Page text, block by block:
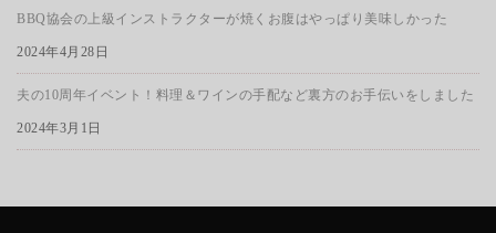
BBQ協会の上級インストラクターが焼くお腹はやっぱり美味しかった
2024年4月28日
夫の10周年イベント！料理＆ワインの手配など裏方のお手伝いをしました
2024年3月1日